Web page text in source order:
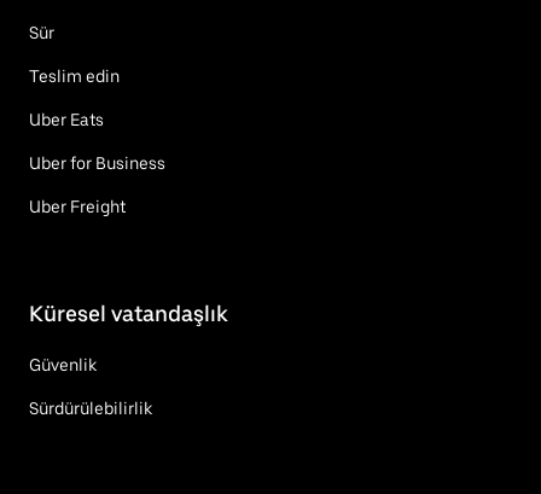
Sür
Teslim edin
Uber Eats
Uber for Business
Uber Freight
Küresel vatandaşlık
Güvenlik
Sürdürülebilirlik